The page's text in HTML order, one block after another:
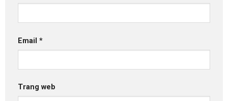
Email *
Trang web